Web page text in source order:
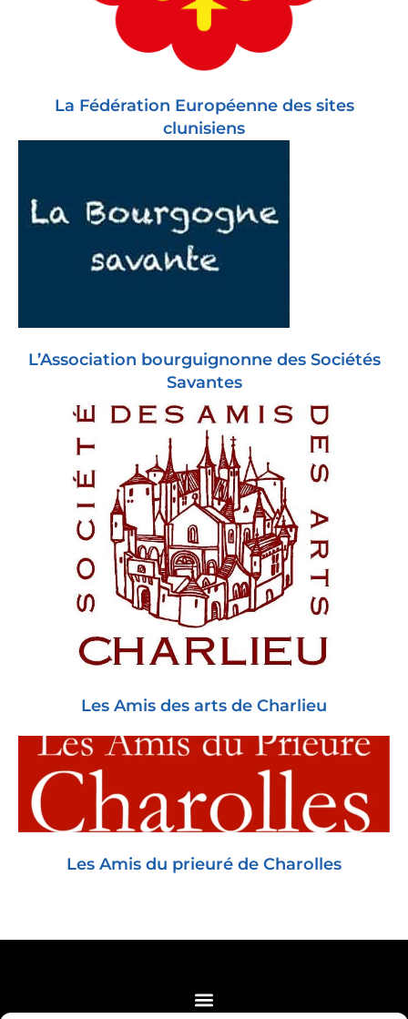
La Fédération Européenne des sites
clunisiens
L’Association bourguignonne des Sociétés
Savantes
Les Amis des arts de Charlieu
Les Amis du prieuré de Charolles